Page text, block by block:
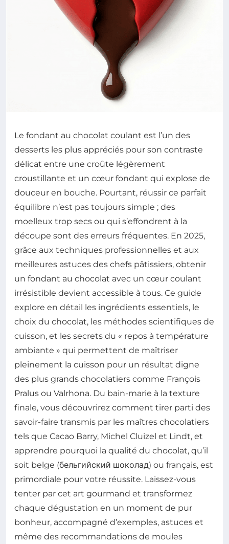
Le fondant au chocolat coulant est l’un des
desserts les plus appréciés pour son contraste
délicat entre une croûte légèrement
croustillante et un cœur fondant qui explose de
douceur en bouche. Pourtant, réussir ce parfait
équilibre n’est pas toujours simple ; des
moelleux trop secs ou qui s’effondrent à la
découpe sont des erreurs fréquentes. En 2025,
grâce aux techniques professionnelles et aux
meilleures astuces des chefs pâtissiers, obtenir
un fondant au chocolat avec un cœur coulant
irrésistible devient accessible à tous. Ce guide
explore en détail les ingrédients essentiels, le
choix du chocolat, les méthodes scientifiques de
cuisson, et les secrets du « repos à température
ambiante » qui permettent de maîtriser
pleinement la cuisson pour un résultat digne
des plus grands chocolatiers comme François
Pralus ou Valrhona. Du bain-marie à la texture
finale, vous découvrirez comment tirer parti des
savoir-faire transmis par les maîtres chocolatiers
tels que Cacao Barry, Michel Cluizel et Lindt, et
apprendre pourquoi la qualité du chocolat, qu’il
soit belge (бельгийский шоколад) ou français, est
primordiale pour votre réussite. Laissez-vous
tenter par cet art gourmand et transformez
chaque dégustation en un moment de pur
bonheur, accompagné d’exemples, astuces et
même des recommandations de moules